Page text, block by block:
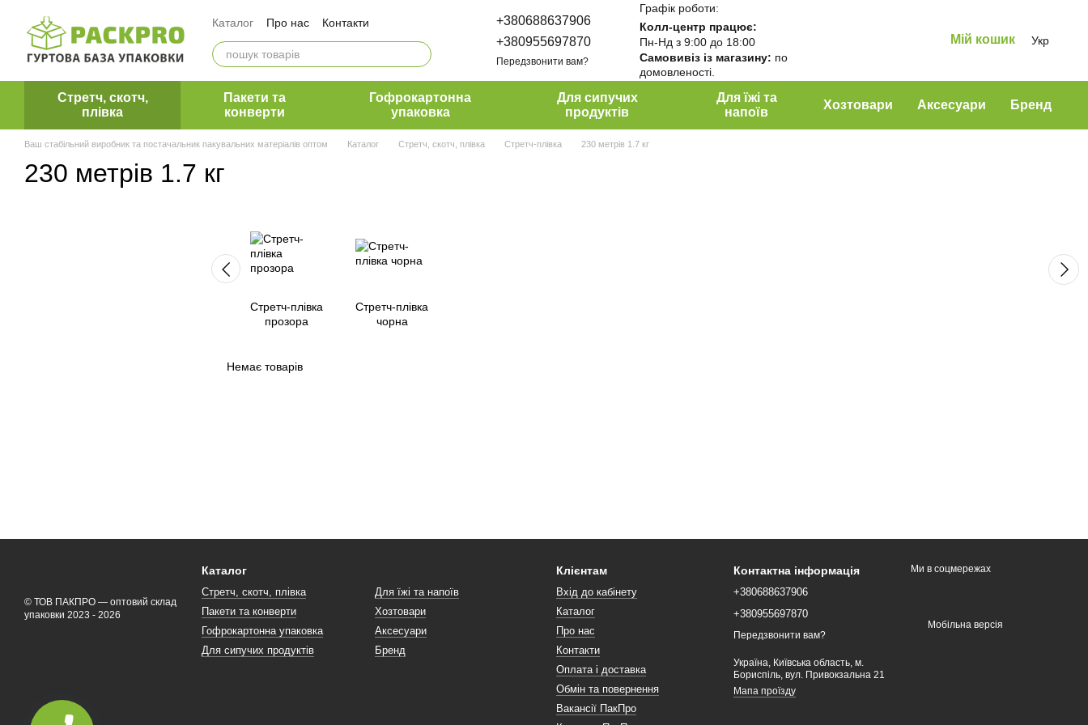
Каталог Про нас
Контакти
Оплата і доставка
Обмін та повернення
Блог ПакПро
Наші клієнти
+380688637906
+380955697870
Передзвонити вам?
Графік роботи:
Колл-центр працює:
Пн-Нд з 9:00 до 18:00
Самовивіз із магазину: по
домовленості.
Мій кошик Укр
Стретч, скотч,
плівка
Пакети та
конверти
Гофрокартонна
упаковка
Для сипучих
продуктів
Для їжі та
напоїв
Хозтовари Аксесуари Бренд
Ваш стабільний виробник та постачальник пакувальних матеріалів оптом Каталог Стретч, скотч, плівка Стретч-плівка 230 метрів 1.7 кг
230 метрів 1.7 кг
Стретч-плівка
прозора
Стретч-плівка
чорна
Немає товарів
© ТОВ ПАКПРО — оптовий склад
упаковки 2023 - 2026
Каталог
Стретч, скотч, плівка
Пакети та конверти
Гофрокартонна упаковка
Для сипучих продуктів
Для їжі та напоїв
Хозтовари
Аксесуари
Бренд
Клієнтам
Вхід до кабінету
Каталог
Про нас
Контакти
Оплата і доставка
Обмін та повернення
Вакансії ПакПро
Контактна інформація
+380688637906
+380955697870
Передзвонити вам?
Україна, Київська область, м.
Бориспіль, вул. Привокзальна 21
Мапа проїзду
Ми в соцмережах
Мобільна версія